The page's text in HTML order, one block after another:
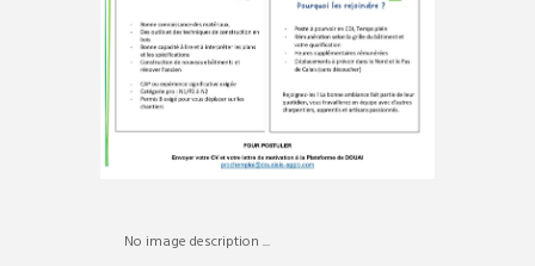
No image description ...